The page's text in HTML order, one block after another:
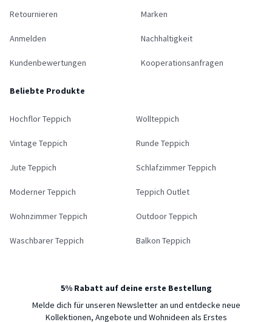
Retournieren
Anmelden
Kundenbewertungen
Marken
Nachhaltigkeit
Kooperationsanfragen
Beliebte Produkte
Hochflor Teppich Wollteppich
Vintage Teppich Runde Teppich
Jute Teppich Schlafzimmer Teppich
Moderner Teppich Teppich Outlet
Wohnzimmer Teppich Outdoor Teppich
Waschbarer Teppich Balkon Teppich
5% Rabatt auf deine erste Bestellung
Melde dich für unseren Newsletter an und entdecke neue
Kollektionen, Angebote und Wohnideen als Erstes